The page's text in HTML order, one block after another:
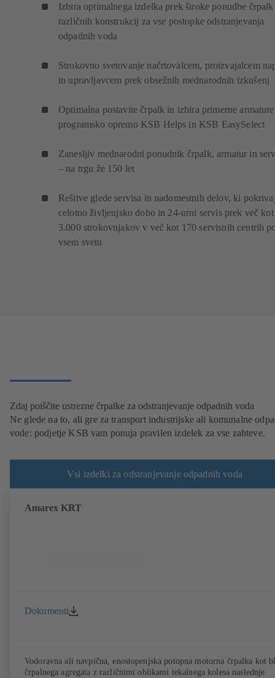
Izbira optimalnega izdelka prek široke ponudbe črpalk
različnih konstrukcij za vse postopke odstranjevanja
odpadnih voda
Strokovno svetovanje načrtovalcem, proizvajalcem
in upravljavcem prek obsežnih mednarodnih izkušenj
Optimalna postavite črpalk in izbira primerne
programsko opremo KSB Helps in KSB EasySelect
Zanesljiv mednarodni ponudnik črpalk, armatur in
– na trgu že 150 let
Rešitve glede servisa in nadomestnih delov, ki
celotno življenjsko dobo in 24-urni servis prek več kot
3.000 strokovnjakov v več kot 170 servisnih centrih
vsem svetu
Zdaj poiščite ustrezne črpalke za odstranjevanje odpadnih voda
Ne glede na to, ali gre za transport industrijske ali komunalne
vode: podjetje KSB vam ponuja pravilen izdelek za vse zahteve.
Vsi izdelki za odstranjevanje odpadnih voda
Amarex KRT
Dokumenti
Vodoravna ali navpična, enostopenjska potopna motorna črpalka kot
črpalnega agregata z različnimi oblikami tekalnega kolesa naslednje